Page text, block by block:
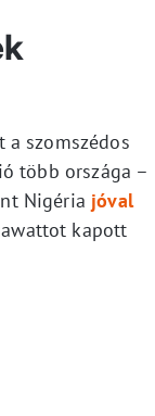
szomszédos
több országa –
Nigéria jóval
kapott